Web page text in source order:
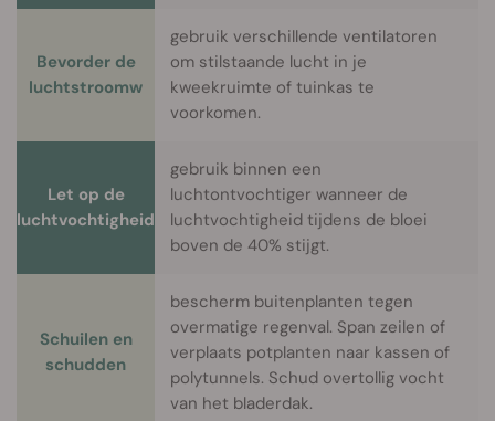
Bevorder de
luchtstroomw
gebruik verschillende ventilatoren
om stilstaande lucht in je
kweekruimte of tuinkas te
voorkomen.
Let op de
luchtvochtigheid
gebruik binnen een
luchtontvochtiger wanneer de
luchtvochtigheid tijdens de bloei
boven de 40% stijgt.
Schuilen en
schudden
bescherm buitenplanten tegen
overmatige regenval. Span zeilen of
verplaats potplanten naar kassen of
polytunnels. Schud overtollig vocht
van het bladerdak.